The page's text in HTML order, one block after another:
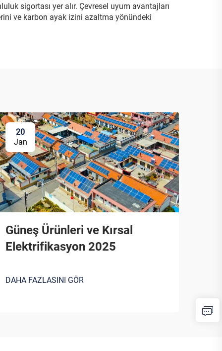
sigortası yer alır. Çevresel uyum avantajları
ve karbon ayak izini azaltma yönündeki
20
Jan
Güneş Ürünleri ve Kırsal
Elektrifikasyon 2025
DAHA FAZLASINI GÖR